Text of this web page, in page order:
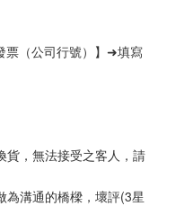
票（公司行號）】➜填寫
，無法接受之客人，請
溝通的橋樑，壞評(3星